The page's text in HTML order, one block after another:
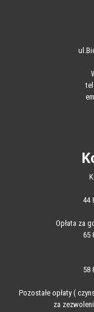
44
Opłata za
65
58
Pozostałe opłaty (
za